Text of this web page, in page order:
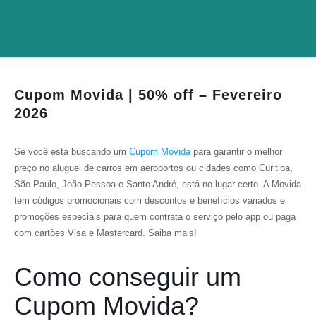
Cupom Movida | 50% off – Fevereiro
2026
Se você está buscando um Cupom Movidapara garantir o melhor
preço no aluguel de carros em aeroportos ou cidades como Curitiba,
São Paulo, João Pessoa e Santo André, está no lugar certo. A Movida
tem códigos promocionais com descontos e benefícios variados e
promoções especiais para quem contrata o serviço pelo app ou paga
com cartões Visa e Mastercard. Saiba mais!
Como conseguir um
Cupom Movida?